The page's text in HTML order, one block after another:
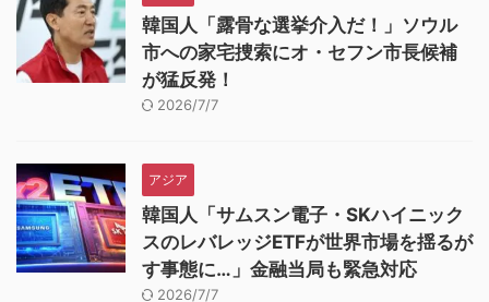
韓国人「露骨な選挙介入だ！」ソウル
市への家宅捜索にオ・セフン市長候補
が猛反発！
2026/7/7
アジア
韓国人「サムスン電子・SKハイニック
スのレバレッジETFが世界市場を揺るが
す事態に…」金融当局も緊急対応
2026/7/7